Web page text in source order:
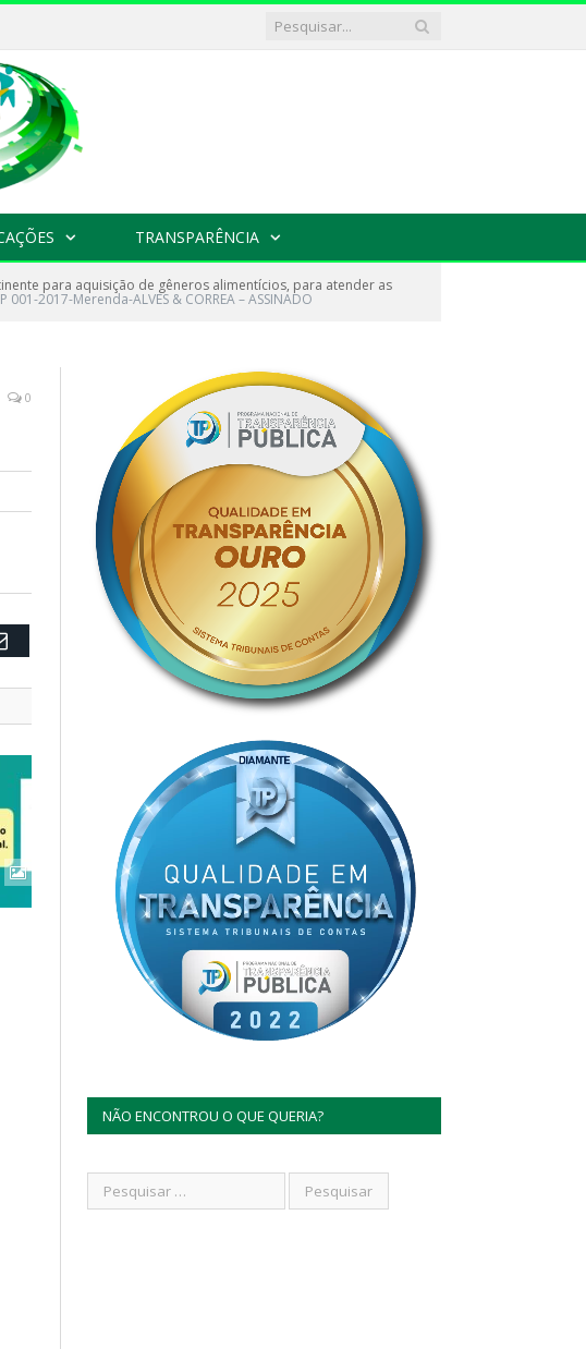
TRANSPARÊNCIA
para aquisição de gêneros alimentícios, para atender as
001-2017-Merenda-ALVES & CORREA – ASSINADO
0
Email
NÃO ENCONTROU O QUE QUERIA?